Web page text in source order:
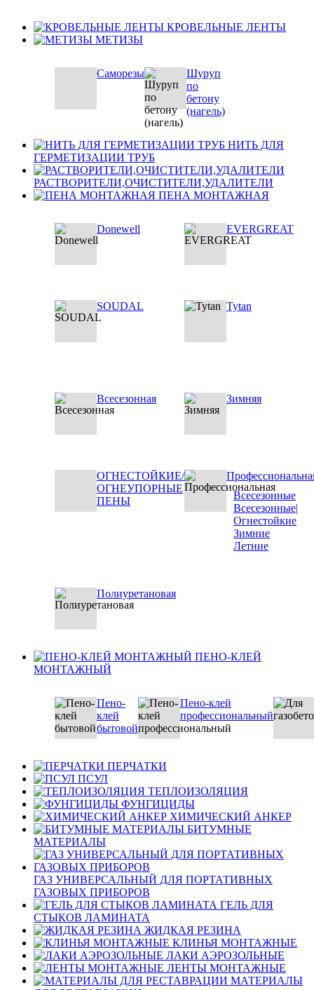
КРОВЕЛЬНЫЕ ЛЕНТЫ
МЕТИЗЫ
Саморезы
Шуруп
по
бетону
(нагель)
НИТЬ ДЛЯ
ГЕРМЕТИЗАЦИИ ТРУБ
РАСТВОРИТЕЛИ,ОЧИСТИТЕЛИ,УДАЛИТЕЛИ
ПЕНА МОНТАЖНАЯ
Donewell EVERGREAT
SOUDAL Tytan
Всесезонная Зимняя
ОГНЕСТОЙКИЕ/
ОГНЕУПОРНЫЕ
ПЕНЫ
Всесезонные
Всесезонные|
Огнестойкие
Зимние
Летние
Полиуретановая
ПЕНО-КЛЕЙ
МОНТАЖНЫЙ
Пено-
клей
бытовой
Пено-клей
профессиональный
ПЕРЧАТКИ
ПСУЛ
ТЕПЛОИЗОЛЯЦИЯ
ФУНГИЦИДЫ
ХИМИЧЕСКИЙ АНКЕР
БИТУМНЫЕ
МАТЕРИАЛЫ
ГАЗ УНИВЕРСАЛЬНЫЙ ДЛЯ ПОРТАТИВНЫХ
ГАЗОВЫХ ПРИБОРОВ
ГЕЛЬ ДЛЯ
СТЫКОВ ЛАМИНАТА
ЖИДКАЯ РЕЗИНА
КЛИНЬЯ МОНТАЖНЫЕ
ЛАКИ АЭРОЗОЛЬНЫЕ
ЛЕНТЫ МОНТАЖНЫЕ
МАТЕРИАЛЫ